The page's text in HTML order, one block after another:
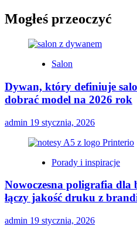
Mogłeś przeoczyć
Salon
Dywan, który definiuje
dobrać model na 2026 rok
admin 19 stycznia, 2026
Porady i inspiracje
Nowoczesna poligrafia dla
łączy jakość druku z
admin 19 stycznia, 2026